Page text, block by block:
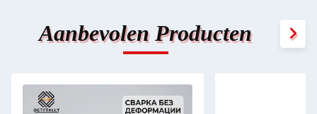
Aanbevolen Producten